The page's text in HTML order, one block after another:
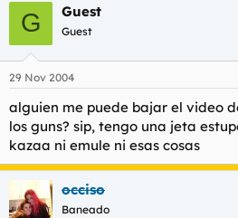
G Guest
Guest
29 Nov 2004
alguien me puede bajar el video
los guns? sip, tengo una jeta
kazaa ni emule ni esas cosas
occiso
Baneado